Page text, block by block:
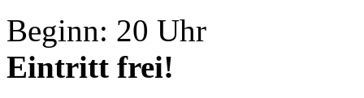
Beginn: 20 Uhr
Eintritt frei!